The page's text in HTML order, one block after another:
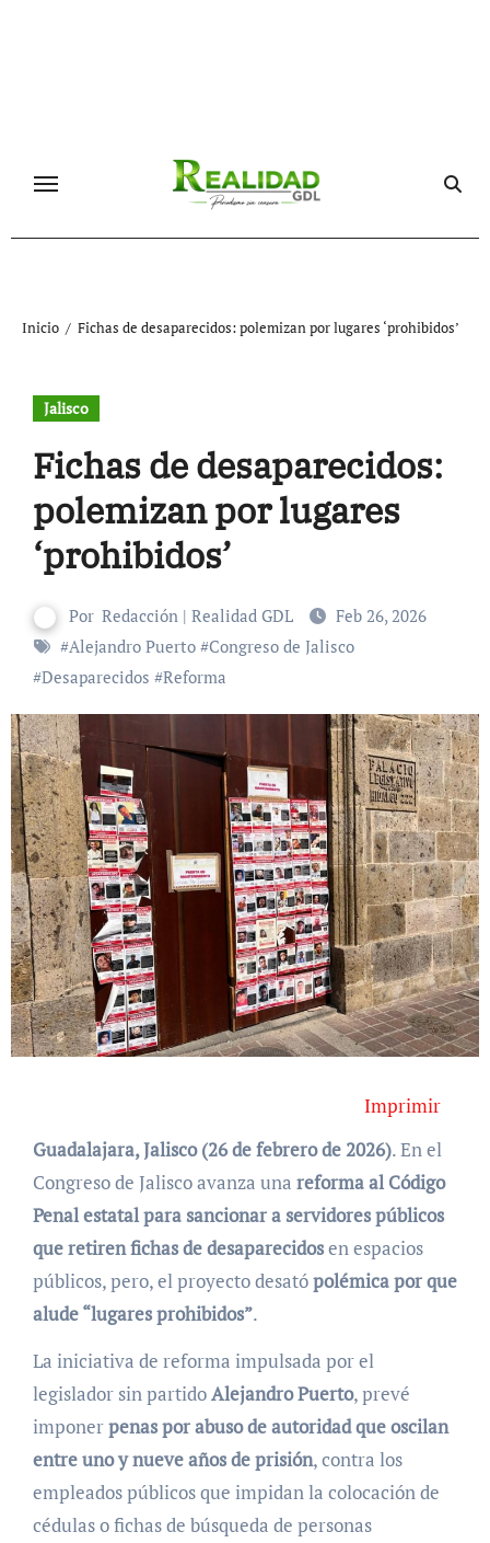
Inicio Fichas de desaparecidos: polemizan por lugares ‘prohibidos’
Jalisco
Fichas de desaparecidos:
polemizan por lugares
‘prohibidos’
Por Redacción | Realidad GDL
Feb 26, 2026
#Alejandro Puerto#Congreso de Jalisco
#Desaparecidos #Reforma
Imprimir
Guadalajara, Jalisco (26 de febrero de 2026). En el
Congreso de Jalisco avanza una reforma al Código
Penal estatal para sancionar a servidores públicos
que retiren fichas de desaparecidosen espacios
públicos, pero, el proyecto desatópolémica por que
alude “lugares prohibidos”.
La iniciativa de reforma impulsada por el
legislador sin partidoAlejandro Puerto, prevé
imponerpenas por abuso de autoridad que oscilan
entre uno y nueve años de prisión, contra los
empleados públicos que impidan la colocación de
cédulas o fichas de búsqueda de personas